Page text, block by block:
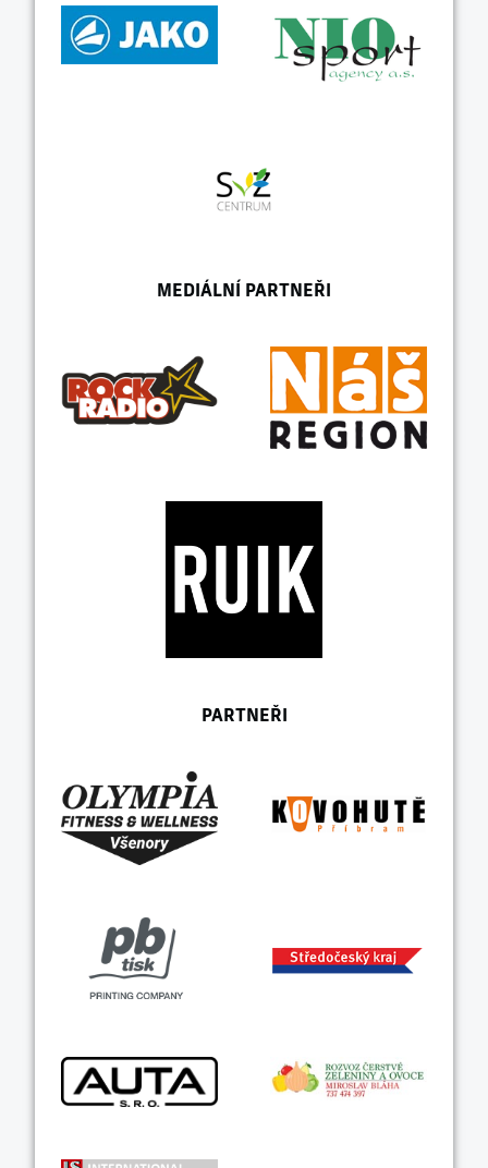
MEDIÁLNÍ PARTNEŘI
PARTNEŘI